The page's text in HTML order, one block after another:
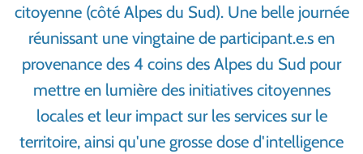
citoyenne (côté Alpes du Sud). Une belle journée
réunissant une vingtaine de participant.e.s en
provenance des 4 coins des Alpes du Sud pour
mettre en lumière des initiatives citoyennes
locales et leur impact sur les services sur le
territoire, ainsi qu'une grosse dose d'intelligence